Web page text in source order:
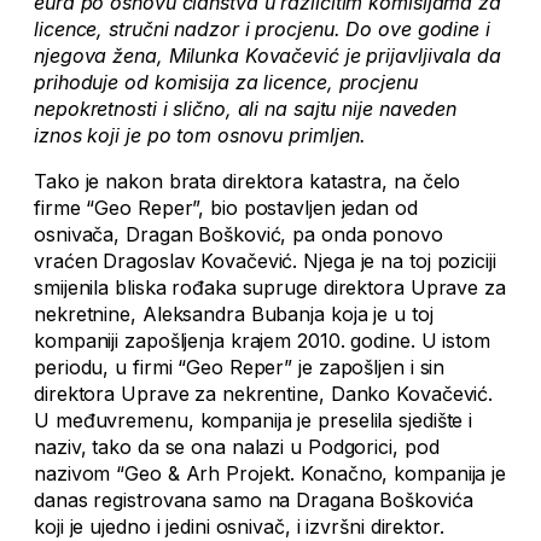
licence, stručni nadzor i procjenu. Do ove godine i
njegova žena, Milunka Kovačević je prijavljivala da
prihoduje od komisija za licence, procjenu
nepokretnosti i slično, ali na sajtu nije naveden
iznos koji je po tom osnovu primljen.
Tako je nakon brata direktora katastra, na čelo
firme “Geo Reper”, bio postavljen jedan od
osnivača, Dragan Bošković, pa onda ponovo
vraćen Dragoslav Kovačević. Njega je na toj poziciji
smijenila bliska rođaka supruge direktora Uprave za
nekretnine, Aleksandra Bubanja koja je u toj
kompaniji zapošljenja krajem 2010. godine. U istom
periodu, u firmi “Geo Reper” je zapošljen i sin
direktora Uprave za nekrentine, Danko Kovačević.
U međuvremenu, kompanija je preselila sjedište i
naziv, tako da se ona nalazi u Podgorici, pod
nazivom “Geo & Arh Projekt. Konačno, kompanija je
danas registrovana samo na Dragana Boškovića
koji je ujedno i jedini osnivač, i izvršni direktor.